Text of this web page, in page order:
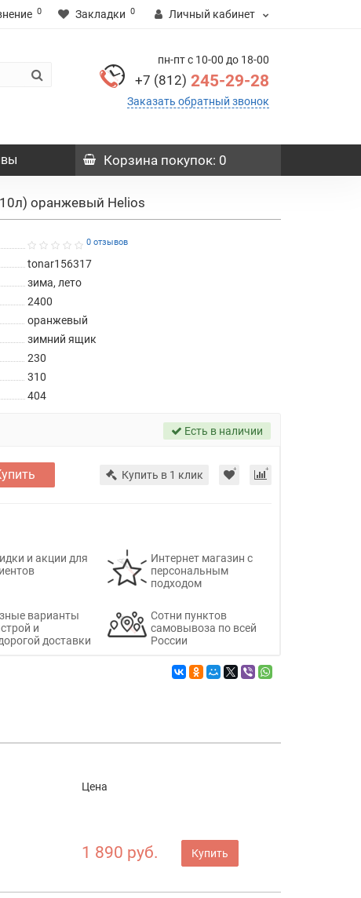
0 Закладки 0 Личный кабинет
пн-пт с 10-00 до 18-00
+7 (812) 245-29-28
Заказать обратный звонок
Корзина покупок: 0
оранжевый Helios
0 отзывов
tonar156317
зима, лето
2400
оранжевый
зимний ящик
230
310
404
Есть в наличии
Купить в 1 клик
и акции для
Интернет магазин с
персональным
подходом
варианты
и
доставки
Сотни пунктов
самовывоза по всей
России
Цена
1 890 руб. Купить